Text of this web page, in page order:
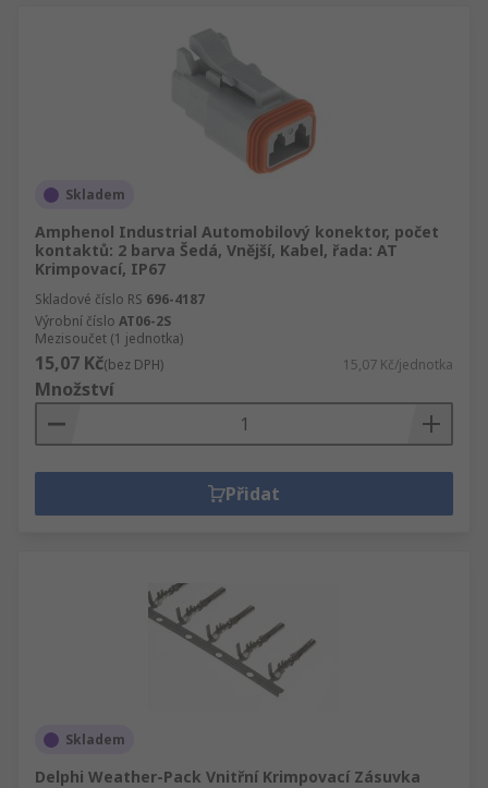
Skladem
Amphenol Industrial Automobilový konektor, počet
kontaktů: 2 barva Šedá, Vnější, Kabel, řada: AT
Krimpovací, IP67
Skladové číslo RS 696-4187
Výrobní číslo AT06-2S
Mezisoučet (1 jednotka)
15,07 Kč(bez DPH) 15,07 Kč/jednotka
Množství
Přidat
Skladem
Delphi Weather-Pack Vnitřní Krimpovací Zásuvka